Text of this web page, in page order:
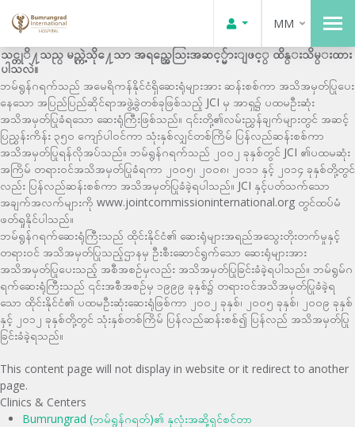
MM
သင္တုိ႔သည္ မည္ကဲ့သို႔ေသာ အရည္အေသြးအဆင့္မ်ားျဖင့္ ထိန္းသိမ္းထား
ပါသလဲ။
ဘမ်ရွန်ဂရက်သည် အမေရိကန်နိုင်ငံရှိဆေးရုံများအား ဆန်းစစ်ကာ အသိအမှတ်ပြုပေး
နေသော အပြည်ပြည်ဆိုင်ရာအဖွဲ့ခွဲတစ်ခုဖြစ်သည့် JCI မှ အာရှ၌ ပထမဦးဆုံး
အသိအမှတ်ပြုခံရသော ဆေးရုံကြီးဖြစ်သည်။ ၎င်းတို့၏လမ်းညွှန်ချက်များတွင် အဆင့်
ပြညွှန်းကိန်း ၃၅၀ ကျော်ပါဝင်ကာ သုံးနှစ်လျှင်တစ်ကြိမ် ပြန်လည်ဆန်းစစ်ကာ
အသိအမှတ်ပြုရန်လိုအပ်သည်။ ဘမ်ရွန်ဂရက်သည် ၂၀၀၂ ခုနှစ်တွင် JCI ၏ပထမဆုံး
အကြိမ် တရားဝင်အသိအမှတ်ပြုခံရကာ ၂၀၀၅၊ ၂၀၀၈၊ ၂၀၁၁ နှင့် ၂၀၁၄ ခုနှစ်တို့တွင်
လည်း ပြန်လည်ဆန်းစစ်ကာ အသိအမှတ်ပြုခံခဲ့ရပါသည်။ JCI နှင့်ပတ်သက်သော
အချက်အလက်များကို www.jointcommissioninternational.org တွင်ထပ်မံ
ဖတ်ရှုနိုင်ပါသည်။
ဘမ်ရွန်ဂရက်ဆေးရုံကြီးသည် ထိုင်းနိုင်ငံ၏ ဆေးရုံများအရည်အသွေးတိုးတက်မှုနှင့်
တရားဝင် အသိအမှတ်ပြုသည့်ဌာနမှ ဦးစီးဆောင်ရွက်သော ဆေးရုံများအား
အသိအမှတ်ပြုပေးသည့် အစီအစဉ်မှလည်း အသိအမှတ်ပြုခြင်းခံခဲ့ရပါသည်။ ဘမ်ရွမ်ဂ
ရက်ဆေးရုံကြီးသည် ၎င်းအစီအစဉ်မှ ၁၉၉၉ ခုနှစ်၌ တရားဝင်အသိအမှတ်ပြုခံခဲ့ရ
သော ထိုင်းနိုင်ငံ၏ ပထမဦးဆုံးဆေးရုံဖြစ်ကာ ၂၀၀၂ ခုနှစ်၊ ၂၀၀၅ ခုနှစ်၊ ၂၀၀၉ ခုနှစ်
နှင့် ၂၀၁၂ ခုနှစ်တို့တွင် သုံးနှစ်တစ်ကြိမ် ပြန်လည်ဆန်းစစ်၍ ပြန်လည် အသိအမှတ်ပြု
ခြင်းခံခဲ့ရသည်။
This content page will not display in website or it redirect to another
page.
Clinics & Centers
Bumrungrad (ဘမ်ရွန်ဂရတ်)၏ နှလုံးအဆို့ရှင်စင်တာ